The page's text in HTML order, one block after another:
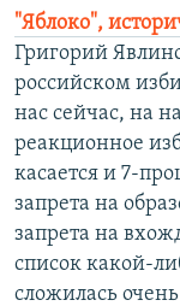
"Яблоко",
Григорий
российском
нас сейчас, на
реакционное
касается и 7-
запрета на
запрета на
список какой-
сложилась